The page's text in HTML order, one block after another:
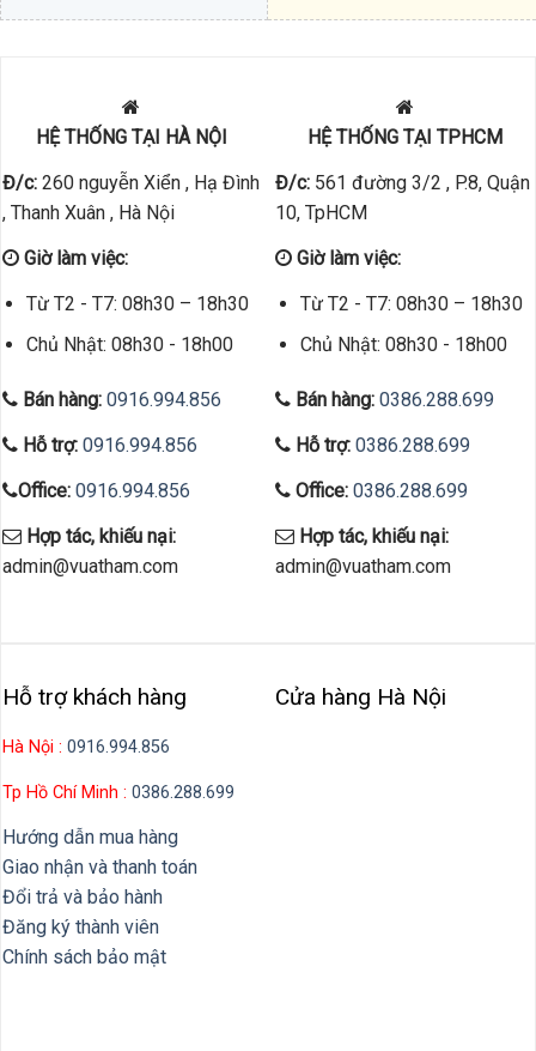
HỆ THỐNG TẠI HÀ NỘI
Đ/c:260 nguyễn Xiển , Hạ Đình
, Thanh Xuân , Hà Nội
Giờ làm việc:
Từ T2 - T7: 08h30 – 18h30
Chủ Nhật: 08h30 - 18h00
Bán hàng: 0916.994.856
Hỗ trợ: 0916.994.856
Office: 0916.994.856
Hợp tác, khiếu nại:
admin@vuatham.com
HỆ THỐNG TẠI TPHCM
Đ/c:561 đường 3/2 , P.8, Quận
10, TpHCM
Giờ làm việc:
Từ T2 - T7: 08h30 – 18h30
Chủ Nhật: 08h30 - 18h00
Bán hàng: 0386.288.699
Hỗ trợ: 0386.288.699
Office: 0386.288.699
Hợp tác, khiếu nại:
admin@vuatham.com
Hỗ trợ khách hàng
Hà Nội : 0916.994.856
Tp Hồ Chí Minh : 0386.288.699
Hướng dẫn mua hàng
Giao nhận và thanh toán
Đổi trả và bảo hành
Đăng ký thành viên
Chính sách bảo mật
Cửa hàng Hà Nội